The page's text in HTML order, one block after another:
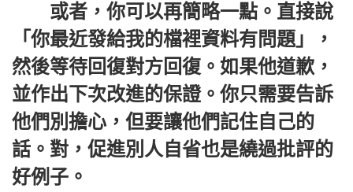
或者，你可以再簡略一點。直接說
「你最近發給我的檔裡資料有問題」，
然後等待回復對方回復。如果他道歉，
並作出下次改進的保證。你只需要告訴
他們別擔心，但要讓他們記住自己的
話。對，促進別人自省也是繞過批評的
好例子。